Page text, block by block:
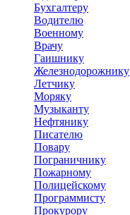
Бухгалтеру
Водителю
Военному
Врачу
Гаишнику
Железнодорожнику
Летчику
Моряку
Музыканту
Нефтянику
Писателю
Повару
Пограничнику
Пожарному
Полицейскому
Программисту
Прокурору